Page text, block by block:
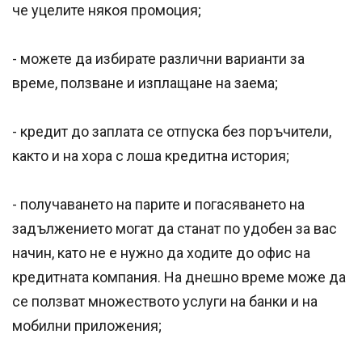
че уцелите някоя промоция;
- можете да избирате различни варианти за
време, ползване и изплащане на заема;
- кредит до заплата се отпуска без поръчители,
както и на хора с лоша кредитна история;
- получаването на парите и погасяването на
задължението могат да станат по удобен за вас
начин, като не е нужно да ходите до офис на
кредитната компания. На днешно време може да
се ползват множеството услуги на банки и на
мобилни приложения;